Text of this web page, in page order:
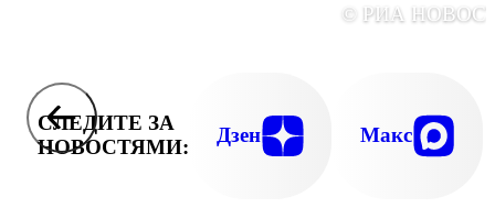
© РИА
СЛЕДИТЕ ЗА
НОВОСТЯМИ:
Дзен Макс